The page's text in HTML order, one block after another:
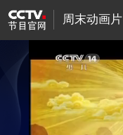
周末动画片